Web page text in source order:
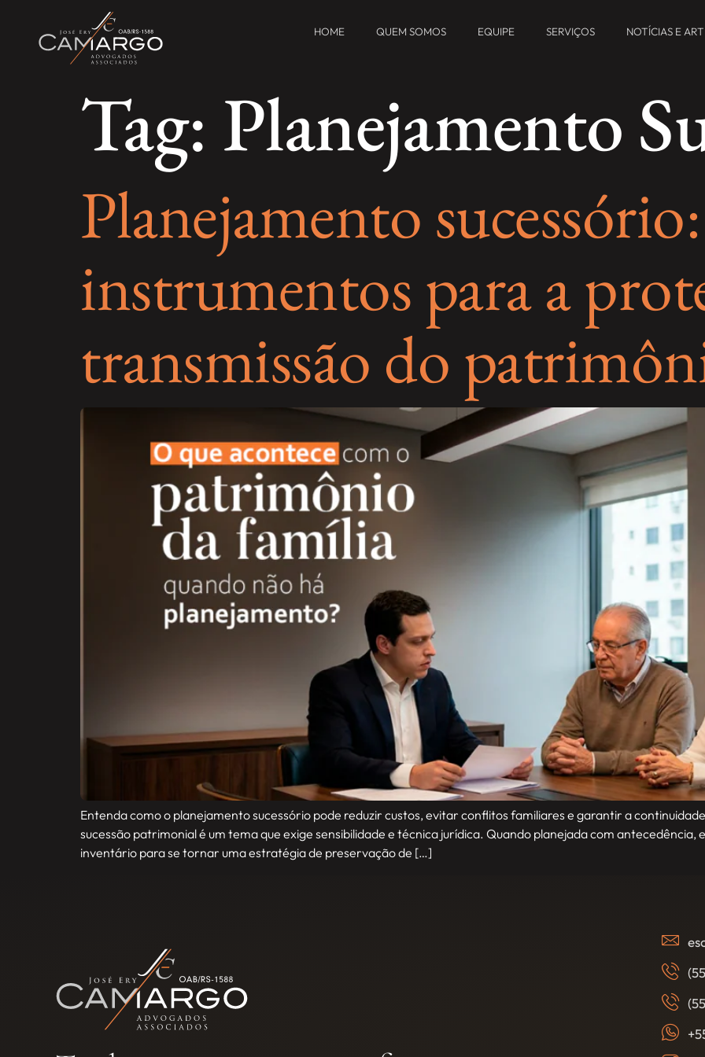
HOME QUEM SOMOS EQUIPE SERVIÇOS NOTÍCIAS E
Tag: Planejamento
Planejamento sucessório:
instrumentos para a
transmissão do
Entenda como o planejamento sucessório pode reduzir custos, evitar conflitos familiares e garantir a
sucessão patrimonial é um tema que exige sensibilidade e técnica jurídica. Quando planejada com antecedência,
inventário para se tornar uma estratégia de preservação de […]